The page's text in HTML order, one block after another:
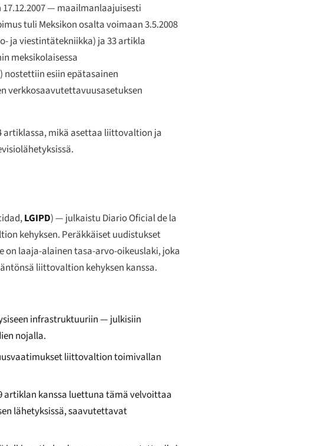
17.12.2007 — maailmanlaajuisesti
tuli Meksikon osalta voimaan 3.5.2008
ja viestintätekniikka) ja 33 artikla
meksikolaisessa
nostettiin esiin epätasainen
verkkosaavutettavuusasetuksen
artiklassa, mikä asettaa liittovaltion ja
,LGIPD) — julkaistu Diario Oficial de la
kehyksen. Peräkkäiset uudistukset
on laaja-alainen tasa-arvo-oikeuslaki, joka
liittovaltion kehyksen kanssa.
infrastruktuuriin — julkisiin
nojalla.
liittovaltion toimivallan
artiklan kanssa luettuna tämä velvoittaa
lähetyksissä, saavutettavat